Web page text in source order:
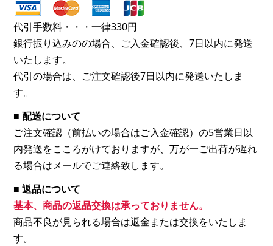
代引手数料・・・一律330円
銀行振り込みのの場合、ご入金確認後、7日以内に発送
いたします。
代引の場合は、ご注文確認後7日以内に発送いたしま
す。
■ 配送について
ご注文確認（前払いの場合はご入金確認）の5営業日以
内発送をこころがけておりますが、万が一ご出荷が遅れ
る場合はメールでご連絡致します。
■ 返品について
基本、商品の返品交換は承っておりません。
商品不良が見られる場合は返金または交換をいたしま
す。